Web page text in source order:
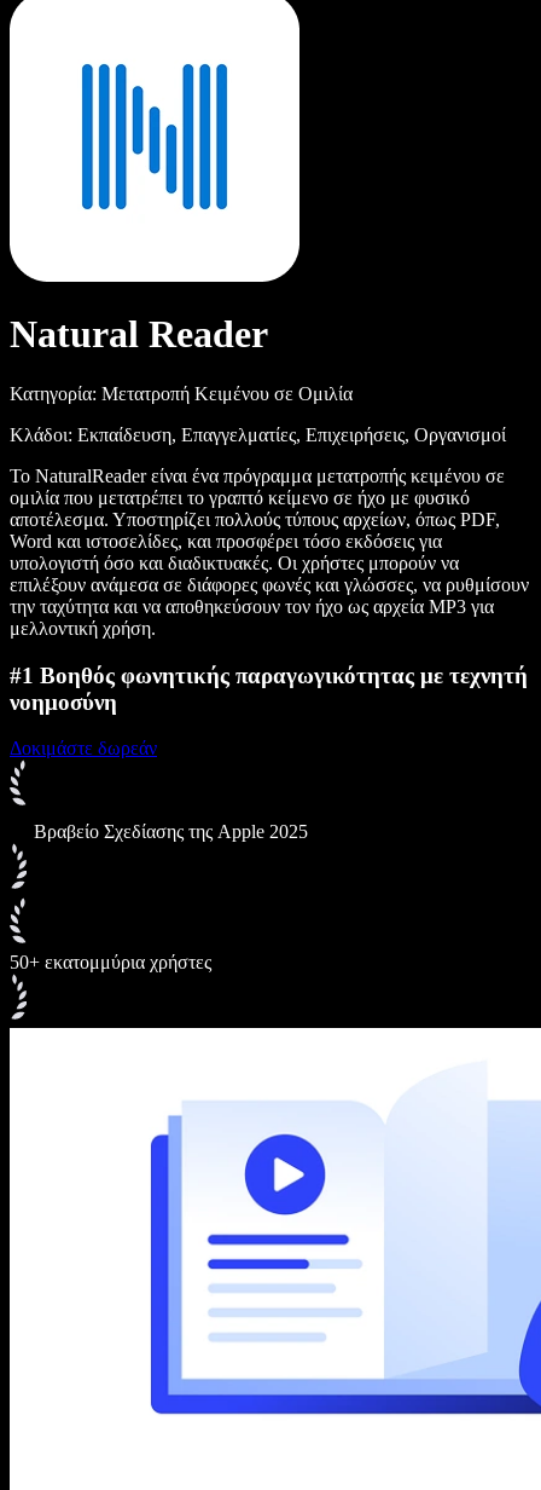
Natural Reader
Κατηγορία: Μετατροπή Κειμένου σε Ομιλία
Κλάδοι: Εκπαίδευση, Επαγγελματίες, Επιχειρήσεις, Οργανισμοί
Το NaturalReader είναι ένα πρόγραμμα μετατροπής κειμένου σε
ομιλία που μετατρέπει το γραπτό κείμενο σε ήχο με φυσικό
αποτέλεσμα. Υποστηρίζει πολλούς τύπους αρχείων, όπως PDF,
Word και ιστοσελίδες, και προσφέρει τόσο εκδόσεις για
υπολογιστή όσο και διαδικτυακές. Οι χρήστες μπορούν να
επιλέξουν ανάμεσα σε διάφορες φωνές και γλώσσες, να ρυθμίσουν
την ταχύτητα και να αποθηκεύσουν τον ήχο ως αρχεία MP3 για
μελλοντική χρήση.
#1 Βοηθός φωνητικής παραγωγικότητας με τεχνητή
νοημοσύνη
Δοκιμάστε δωρεάν
Βραβείο Σχεδίασης της Apple 2025
50+ εκατομμύρια χρήστες